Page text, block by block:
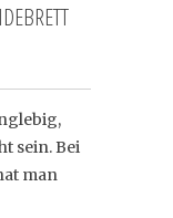
sein. Bei
man